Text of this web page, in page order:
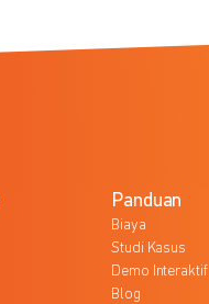
Panduan
Biaya
Studi Kasus
Demo Interaktif
Blog